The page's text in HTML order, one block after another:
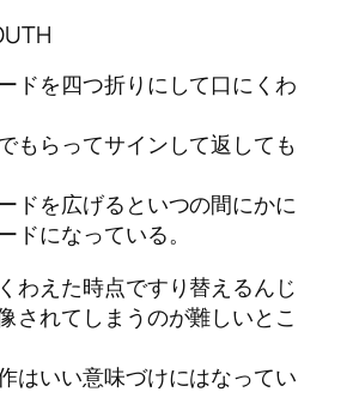
ドを四つ折りにして口にくわ
もらってサインして返しても
ドを広げるといつの間にかに
ドになっている。
わえた時点ですり替えるんじ
されてしまうのが難しいとこ
はいい意味づけにはなってい